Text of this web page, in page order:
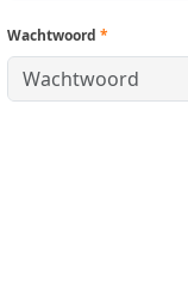
Wachtwoord *